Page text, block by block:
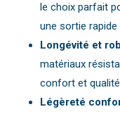
le choix parfait
une sortie rapide
Longévité et
matériaux
confort et
Légèreté